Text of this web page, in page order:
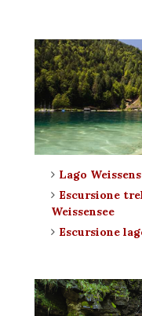
Lago
Escursione
Weissensee
Escursione